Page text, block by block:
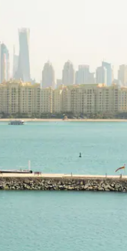
do teclado ou tocando e